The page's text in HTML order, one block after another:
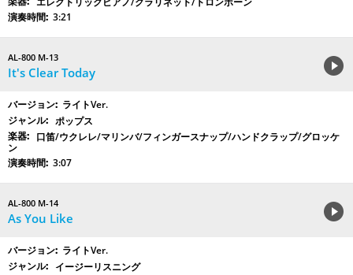
3:21
AL-800 M-13
It's Clear Today
ライトVer.
ポップス
口笛/ウクレレ/マリンバ/フィンガースナップ/ハンドクラップ/グロッケ
ン
3:07
AL-800 M-14
As You Like
ライトVer.
イージーリスニング